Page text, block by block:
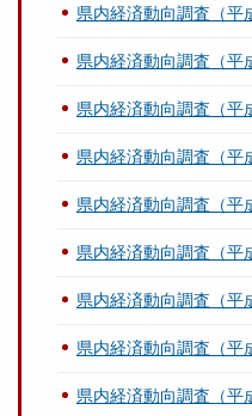
県内経済動向調査（平
県内経済動向調査（平
県内経済動向調査（平
県内経済動向調査（平
県内経済動向調査（平
県内経済動向調査（平
県内経済動向調査（平
県内経済動向調査（平
県内経済動向調査（平